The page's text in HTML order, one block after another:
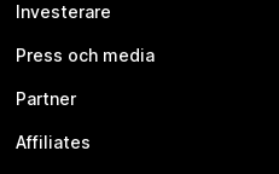
Investerare
Press och media
Partner
Affiliates